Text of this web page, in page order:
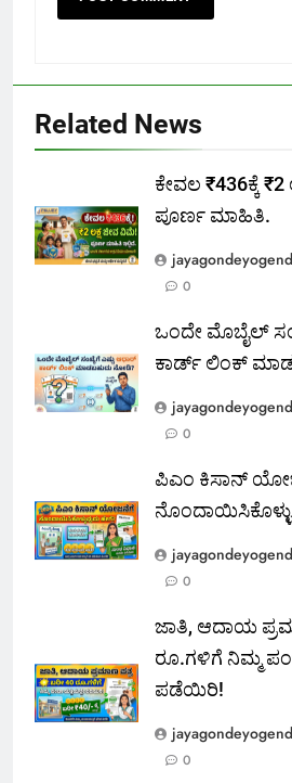
Related News
ಕೇವಲ ₹436ಕ್ಕೆ
ಪೂರ್ಣ ಮಾಹಿತಿ.
0
ಒಂದೇ ಮೊಬೈಲ್
ಕಾರ್ಡ್ ಲಿಂಕ್
0
ಪಿಎಂ ಕಿಸಾನ್
0
ಜಾತಿ, ಆದಾಯ
ರೂ.ಗಳಿಗೆ ನಿಮ್ಮ
ಪಡೆಯಿರಿ!
0